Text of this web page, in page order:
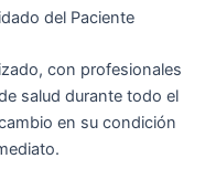
del Paciente
con profesionales
salud durante todo el
en su condición